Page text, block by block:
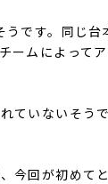
です。同じ台
ームによって
ていないそう
今回が初めて